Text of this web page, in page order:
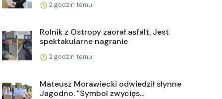
2 godzin temu
Rolnik z Ostropy zaorał asfalt. Jest
spektakularne nagranie
2 godzin temu
Mateusz Morawiecki odwiedził słynne
Jagodno. "Symbol zwycięs...